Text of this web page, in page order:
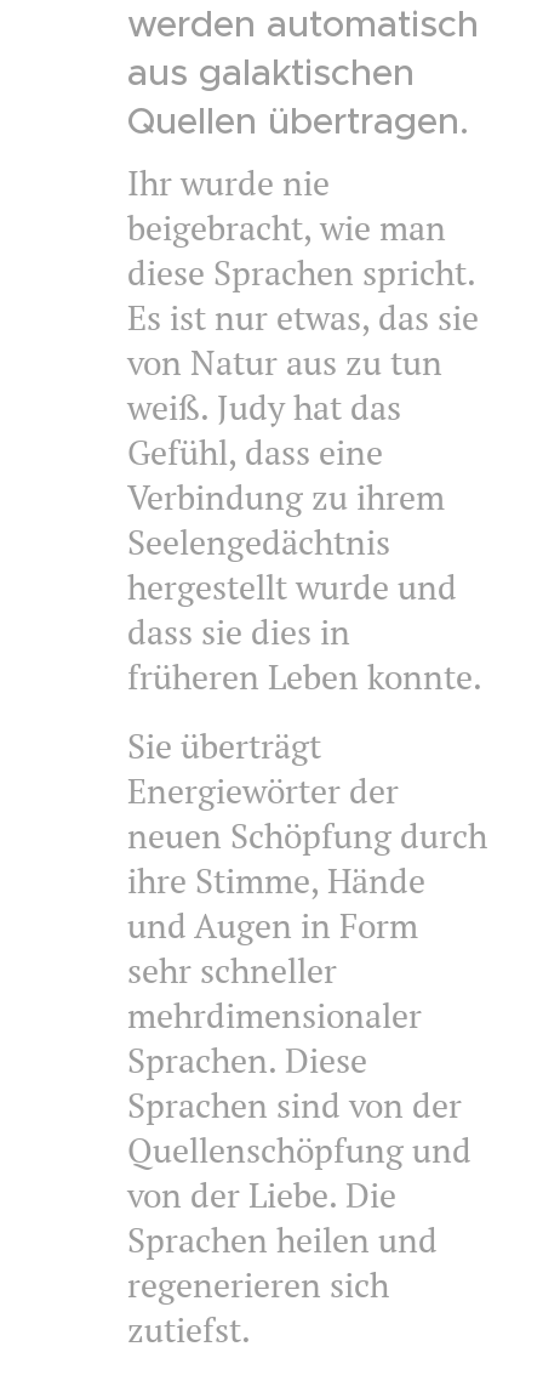
werden automatisch
aus galaktischen
Quellen übertragen.
Ihr wurde nie
beigebracht, wie man
diese Sprachen spricht.
Es ist nur etwas, das sie
von Natur aus zu tun
weiß. Judy hat das
Gefühl, dass eine
Verbindung zu ihrem
Seelengedächtnis
hergestellt wurde und
dass sie dies in
früheren Leben konnte.
Sie überträgt
Energiewörter der
neuen Schöpfung durch
ihre Stimme, Hände
und Augen in Form
sehr schneller
mehrdimensionaler
Sprachen. Diese
Sprachen sind von der
Quellenschöpfung und
von der Liebe. Die
Sprachen heilen und
regenerieren sich
zutiefst.